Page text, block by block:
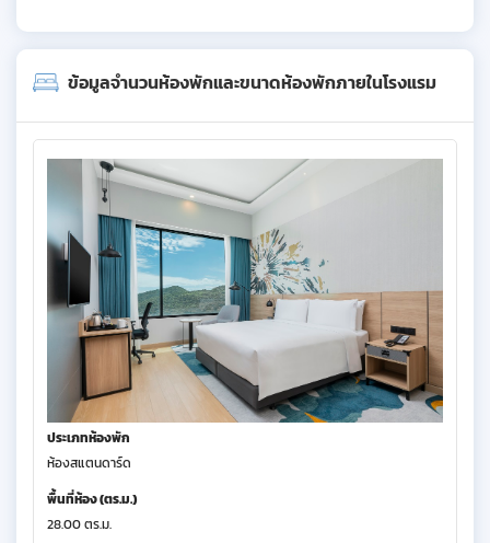
ข้อมูลจำนวนห้องพักและขนาดห้องพักภายในโรงแรม
ประเภทห้องพัก
ห้องสแตนดาร์ด
พื้นที่ห้อง (ตร.ม.)
28.00 ตร.ม.